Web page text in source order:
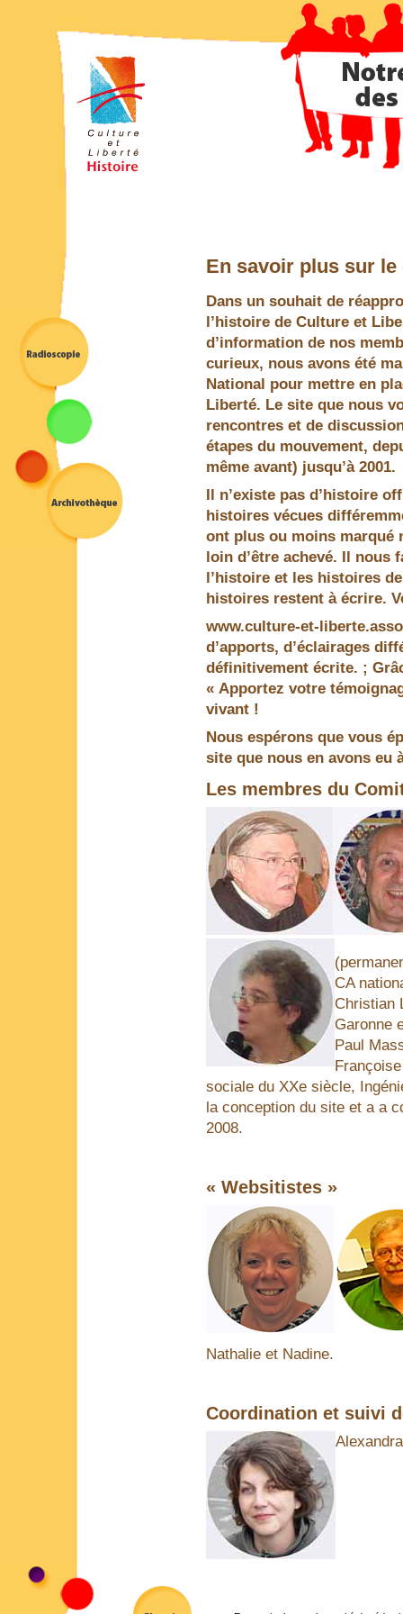
En savoir plus sur
Dans un souhait de
l’histoire de Culture et
d’information de nos
curieux, nous avons été
National pour mettre en
Liberté. Le site que nous
rencontres et de
étapes du mouvement,
même avant) jusqu’à 2001.
Il n’existe pas d’histoire
histoires vécues
ont plus ou moins marqué
loin d’être achevé. Il nous
l’histoire et les histoires
histoires restent à écrire.
www.culture-et-
d’apports, d’éclairages
définitivement écrite. ;
« Apportez votre
vivant !
Nous espérons que vous
site que nous en avons eu
Les membres du
CA
Christian
Garonne
Paul
sociale du XXe siècle,
la conception du site et a a
2008.
« Websitistes »
Nathalie et Nadine.
Coordination et suivi